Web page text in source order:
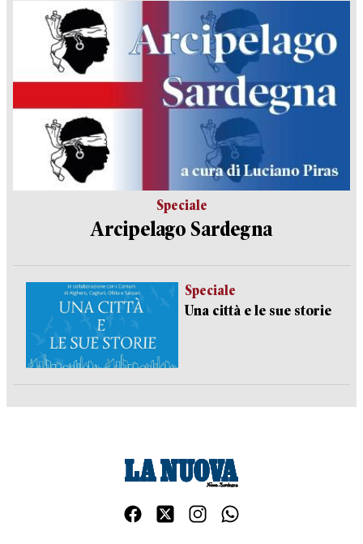
Speciale
Arcipelago Sardegna
Speciale
Una città e le sue storie